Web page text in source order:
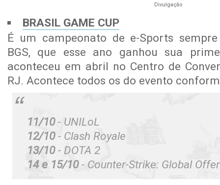
Divulgação
BRASIL GAME CUP
É um campeonato de e-Sports
BGS, que esse ano ganhou sua
aconteceu em abril no Centro de
RJ. Acontece todos os do evento
11/10- UNILoL
12/10- Clash Royale
13/10- DOTA 2
14 e 15/10- Counter-Strike: Global